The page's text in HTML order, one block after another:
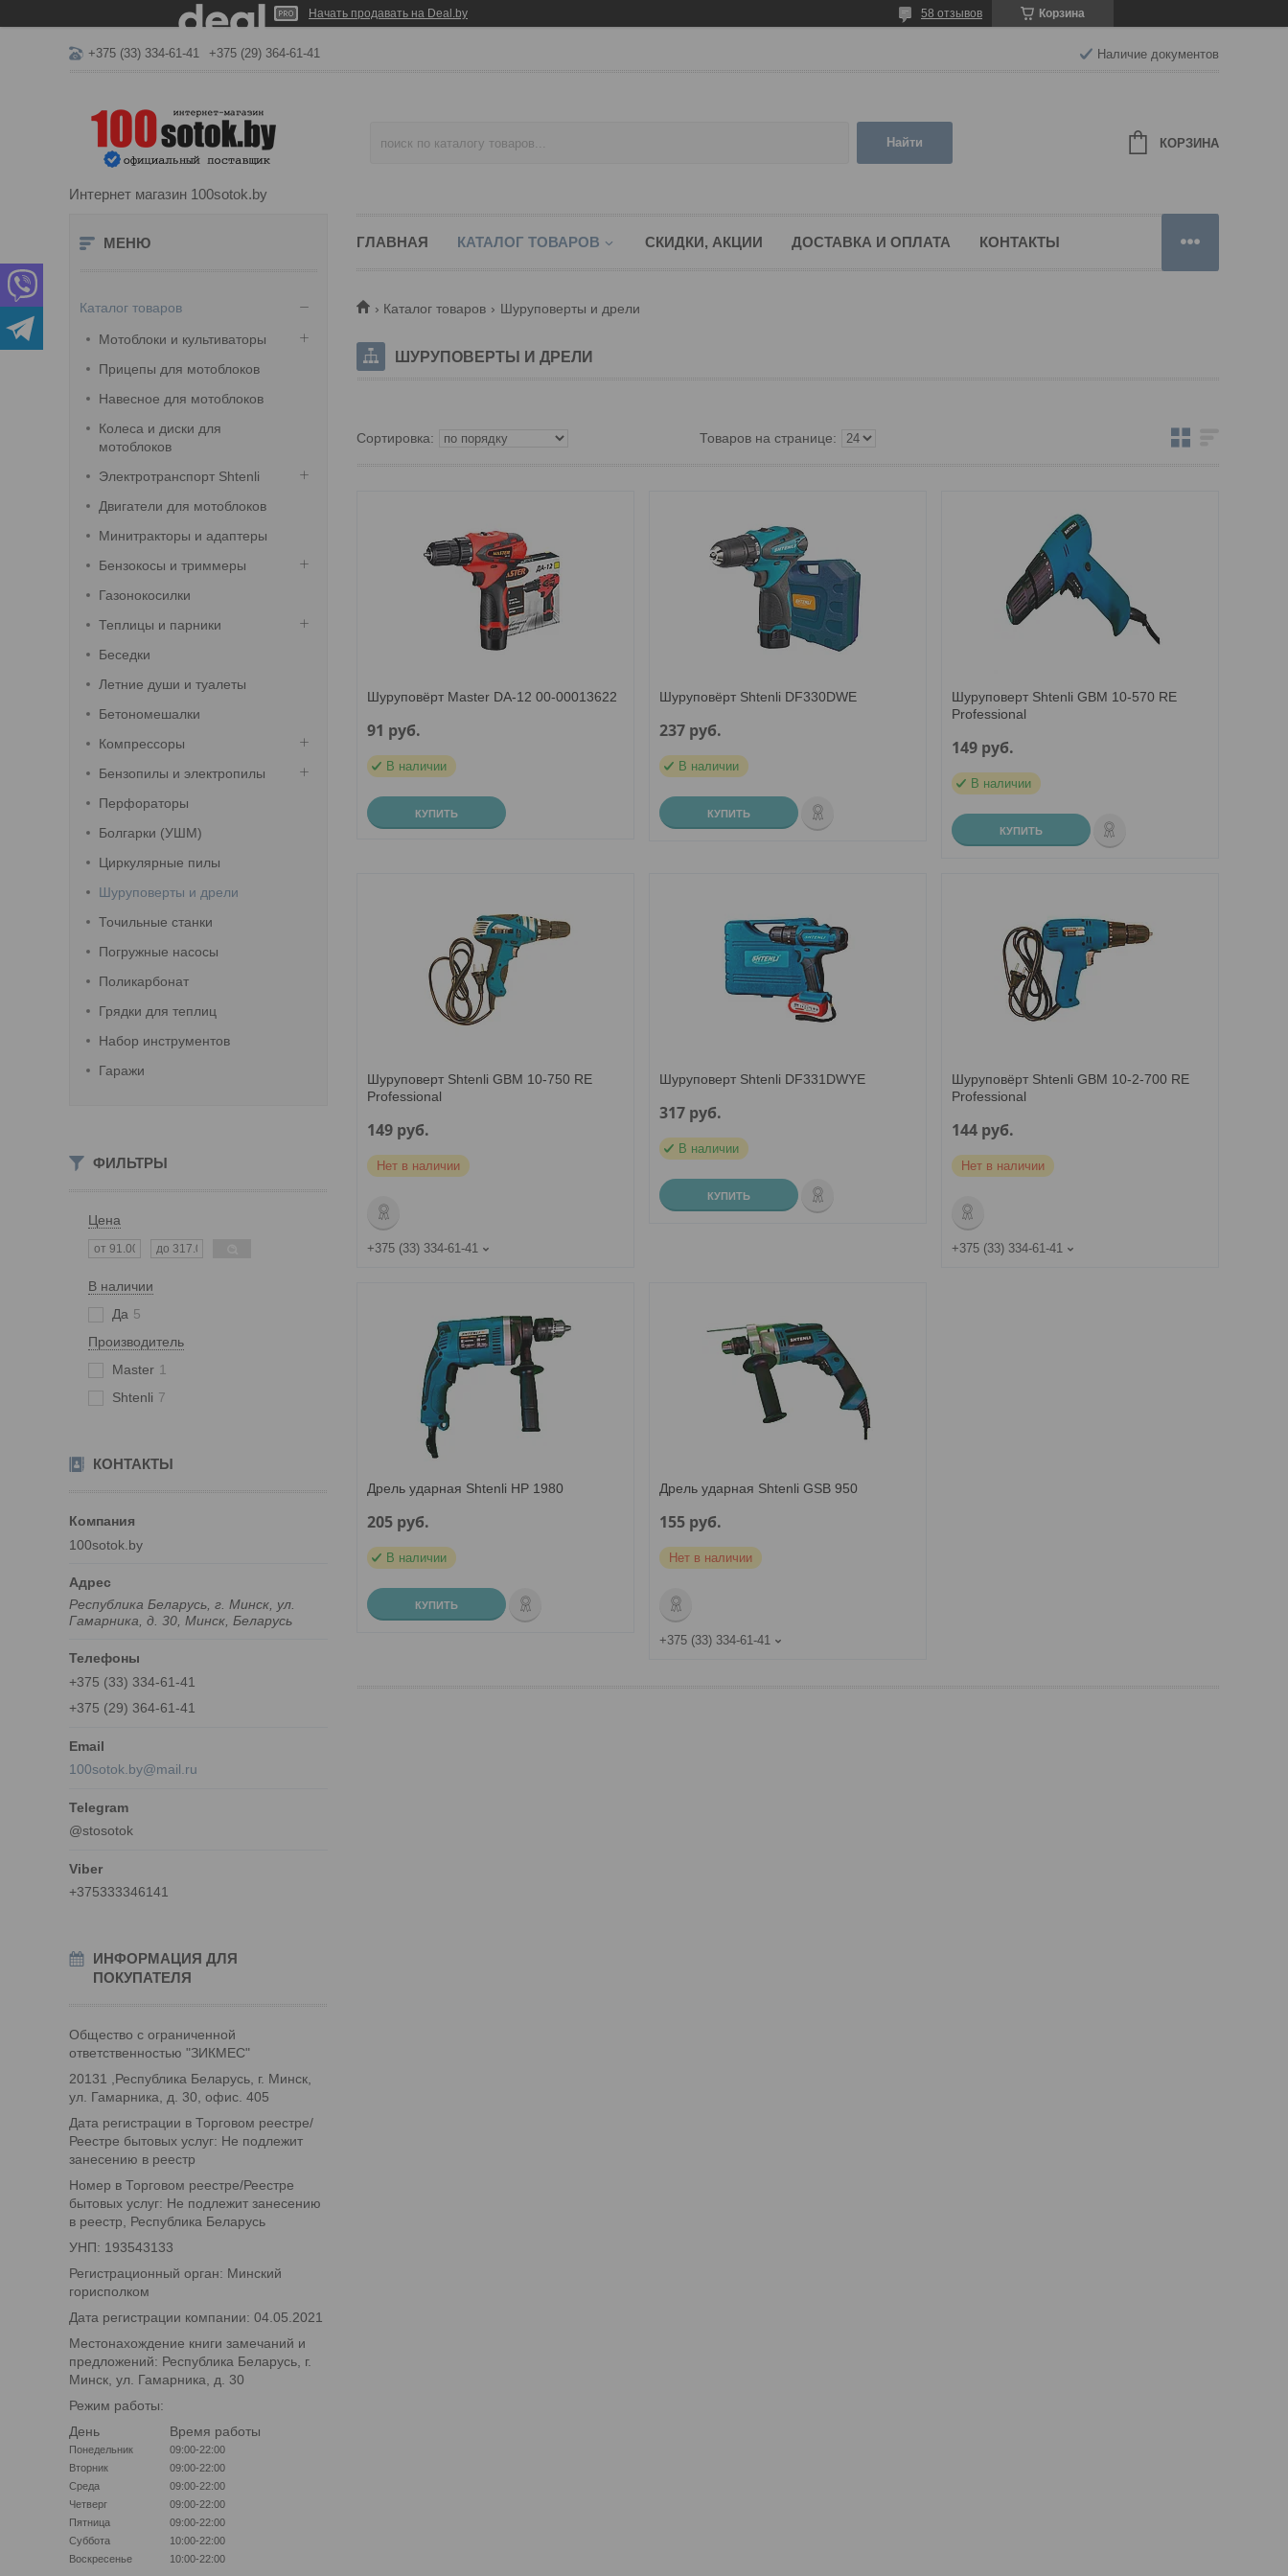
Начать продавать на Deal.by Корзина
58 отзывов
+375 (33) 334-61-41 +375 (29) 364-61-41 Наличие документов
Интернет магазин 100sotok.by
Найти КОРЗИНА
Каталог товаров
Мотоблоки и культиваторы
Прицепы для мотоблоков
Навесное для мотоблоков
Колеса и диски для
мотоблоков
Электротранспорт Shtenli
Двигатели для мотоблоков
Минитракторы и адаптеры
Бензокосы и триммеры
Газонокосилки
Теплицы и парники
Беседки
Летние души и туалеты
Бетономешалки
Компрессоры
Бензопилы и электропилы
Перфораторы
Болгарки (УШМ)
Циркулярные пилы
Шуруповерты и дрели
Точильные станки
Погружные насосы
Поликарбонат
Грядки для теплиц
Набор инструментов
Гаражи
ФИЛЬТРЫ
Цена
В наличии
Да 5
Производитель
Master 1
Shtenli 7
КОНТАКТЫ
100sotok.by
Республика Беларусь, г. Минск, ул.
Гамарника, д. 30, Минск, Беларусь
+375 (33) 334-61-41
+375 (29) 364-61-41
100sotok.by@mail.ru
@stosotok
+375333346141
ИНФОРМАЦИЯ ДЛЯ
ПОКУПАТЕЛЯ
Общество с ограниченной
ответственностью "ЗИКМЕС"
20131 ,Республика Беларусь, г. Минск,
ул. Гамарника, д. 30, офис. 405
Дата регистрации в Торговом реестре/
Реестре бытовых услуг: Не подлежит
занесению в реестр
Номер в Торговом реестре/Реестре
бытовых услуг: Не подлежит занесению
в реестр, Республика Беларусь
УНП: 193543133
Регистрационный орган: Минский
горисполком
Дата регистрации компании: 04.05.2021
Местонахождение книги замечаний и
предложений: Республика Беларусь, г.
Минск, ул. Гамарника, д. 30
Режим работы:
День
Время работы
Понедельник
09:00-22:00
Вторник
09:00-22:00
Среда
09:00-22:00
Четверг
09:00-22:00
Пятница
09:00-22:00
Суббота
10:00-22:00
Воскресенье
10:00-22:00
ГЛАВНАЯ КАТАЛОГ ТОВАРОВ СКИДКИ, АКЦИИ ДОСТАВКА И ОПЛАТА КОНТАКТЫ
Каталог товаров Шуруповерты и дрели
ШУРУПОВЕРТЫ И ДРЕЛИ
Шуруповёрт Master DA-12 00-00013622
91 руб.
В наличии
КУПИТЬ
Шуруповёрт Shtenli DF330DWE
237 руб.
В наличии
КУПИТЬ
Шуруповерт Shtenli GBM 10-570 RE
Professional
149 руб.
В наличии
КУПИТЬ
Шуруповерт Shtenli GBM 10-750 RE
Professional
149 руб.
Нет в наличии
+375 (33) 334-61-41
Шуруповерт Shtenli DF331DWYE
317 руб.
В наличии
КУПИТЬ
Шуруповёрт Shtenli GBM 10-2-700 RE
Professional
144 руб.
Нет в наличии
+375 (33) 334-61-41
Дрель ударная Shtenli HP 1980
205 руб.
В наличии
КУПИТЬ
Дрель ударная Shtenli GSB 950
155 руб.
Нет в наличии
+375 (33) 334-61-41